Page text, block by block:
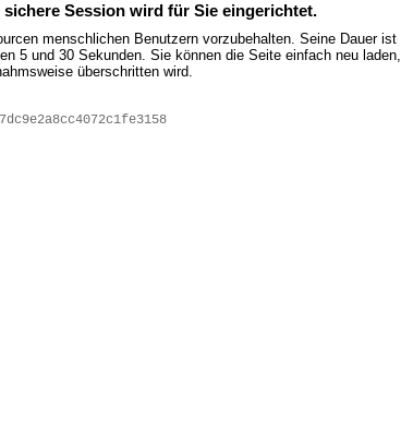
Session wird für Sie eingerichtet.
menschlichen Benutzern vorzubehalten. Seine Dauer ist
5 und 30 Sekunden. Sie können die Seite einfach neu laden,
überschritten wird.